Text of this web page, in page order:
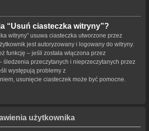
“Usuń ciasteczka witryny”?
witryny” usuwa ciasteczka utworzone przez
jest autoryzowany i logowany do witryny.
funkcję – jeśli została włączona przez
śledzenia przeczytanych i nieprzeczytanych przez
występują problemy z
usunięcie ciasteczek może być pomocne.
użytkownika